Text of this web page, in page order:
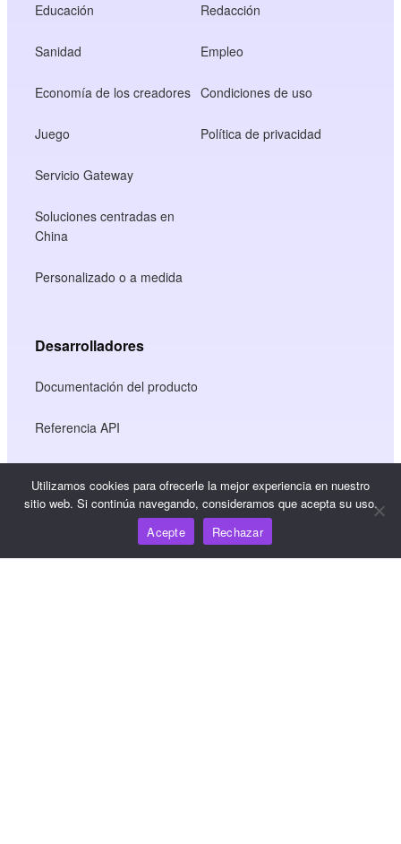
Educación
Sanidad
Economía de los creadores
Juego
Servicio Gateway
Soluciones centradas en
China
Personalizado o a medida
Redacción
Empleo
Condiciones de uso
Política de privacidad
Desarrolladores
Documentación del producto
Referencia API
Referencia JS SDK
Utilizamos cookies para ofrecerle la mejor experiencia en nuestro
sitio web. Si continúa navegando, consideramos que acepta su uso.
Acepte
Rechazar